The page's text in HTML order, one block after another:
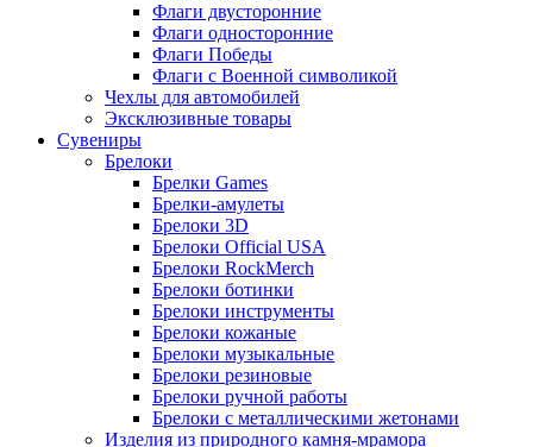
Флаги двусторонние
Флаги односторонние
Флаги Победы
Флаги с Военной символикой
Чехлы для автомобилей
Эксклюзивные товары
Сувениры
Брелоки
Брелки Games
Брелки-амулеты
Брелоки 3D
Брелоки Official USA
Брелоки RockMerch
Брелоки ботинки
Брелоки инструменты
Брелоки кожаные
Брелоки музыкальные
Брелоки резиновые
Брелоки ручной работы
Брелоки с металлическими жетонами
Изделия из природного камня-мрамора